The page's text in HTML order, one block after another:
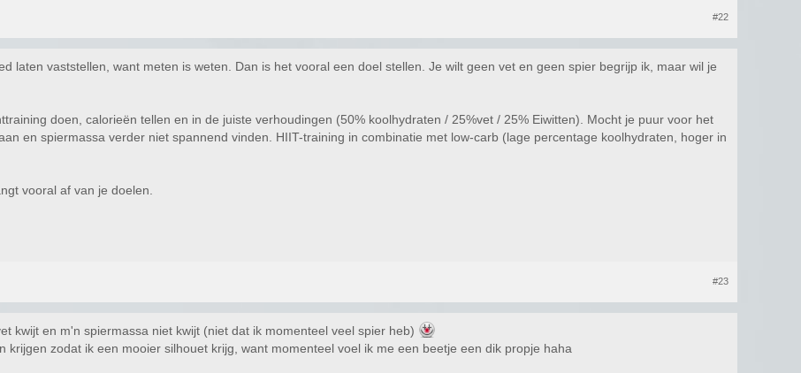
#22
laten vaststellen, want meten is weten. Dan is het vooral een doel stellen. Je wilt geen vet en geen spier begrijp ik, maar wil je
doen, calorieën tellen en in de juiste verhoudingen (50% koolhydraten / 25%vet / 25% Eiwitten). Mocht je puur voor het
en spiermassa verder niet spannend vinden. HIIT-training in combinatie met low-carb (lage percentage koolhydraten, hoger in
vooral af van je doelen.
#23
kwijt en m'n spiermassa niet kwijt (niet dat ik momenteel veel spier heb)
krijgen zodat ik een mooier silhouet krijg, want momenteel voel ik me een beetje een dik propje haha